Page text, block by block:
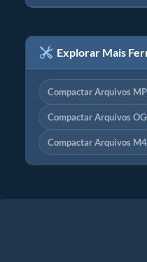
Explorar Mais
Compactar Arquivos
Compactar Arquivos
Compactar Arquivos